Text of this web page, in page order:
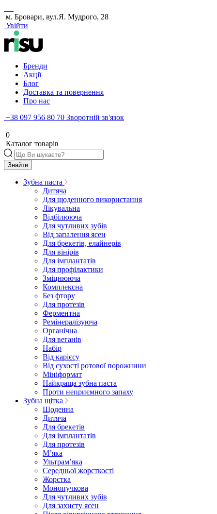
м. Бровари, вул.Я. Мудрого, 28
Увійти
Бренди
Акції
Блог
Доставка та повернення
Про нас
+38 097 956 80 70 Зворотній зв'язок
0
Каталог товарів
Знайти
Зубна паста
Дитяча
Для щоденного використання
Лікувальна
Відбілююча
Для чутливих зубів
Від запалення ясен
Для брекетів, елайнерів
Для вінірів
Для імплантатів
Для профілактики
Зміцнююча
Комплексна
Без фтору
Для протезів
Ферментна
Ремінералізуюча
Органічна
Для веганів
Набір
Від карієсу
Від сухості ротової порожнини
Мініформат
Найкраща зубна паста
Проти неприємного запаху
Зубна щітка
Щоденна
Дитяча
Для брекетів
Для імплантатів
Для протезів
Мʼяка
Ультрамʼяка
Середньої жорсткості
Жорстка
Монопучкова
Для чутливих зубів
Для захисту ясен